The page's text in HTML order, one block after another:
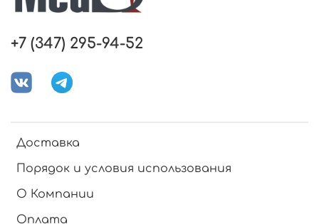
Доставка
Порядок и условия использования
О Компании
Оплата
+7 (347) 295-94-52